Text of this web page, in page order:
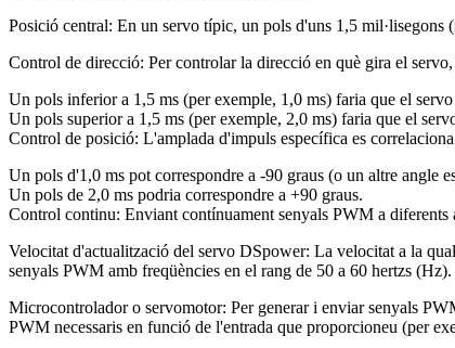
Posició central: En un servo típic, un pols d'uns 1,5
Control de direcció: Per controlar la direcció en què gira el
Un pols inferior a 1,5 ms (per exemple, 1,0 ms) faria que el
Un pols superior a 1,5 ms (per exemple, 2,0 ms) faria que el
Control de posició: L'amplada d'impuls específica es
Un pols d'1,0 ms pot correspondre a -90 graus (o un altre angle
Un pols de 2,0 ms podria correspondre a +90 graus.
Control continu: Enviant contínuament senyals PWM a diferents
Velocitat d'actualització del servo DSpower: La velocitat a la
senyals PWM amb freqüències en el rang de 50 a 60 hertzs ​​(Hz).
Microcontrolador o servomotor: Per generar i enviar senyals
PWM necessaris en funció de l'entrada que proporcioneu (per